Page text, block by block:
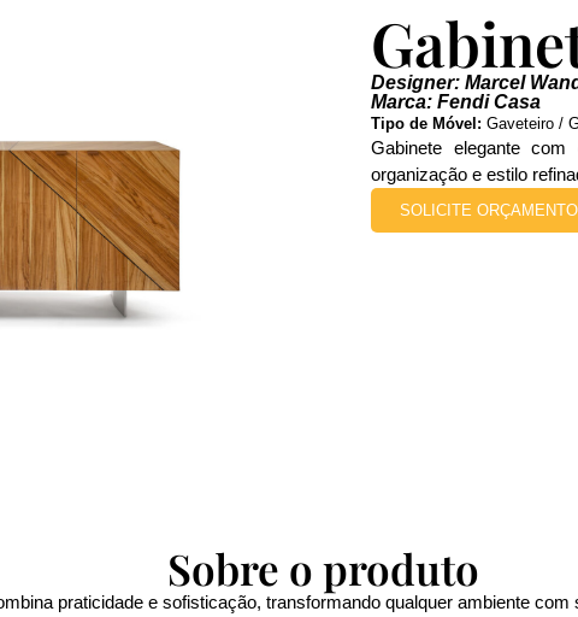
Designer: Marcel
Marca: Fendi Casa
Tipo de Móvel: Gaveteiro /
Gabinete elegante
organização e estilo
SOLICITE ORÇAMENTO
Sobre o produto
praticidade e sofisticação, transformando qualquer ambiente